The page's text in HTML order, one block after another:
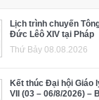
Lịch trình chuyến
Đức Lêô XIV tại Pháp
Thứ Bảy 08.08.2026
Kết thúc Đại hội Giáo
VII (03 – 06/8/2026) –